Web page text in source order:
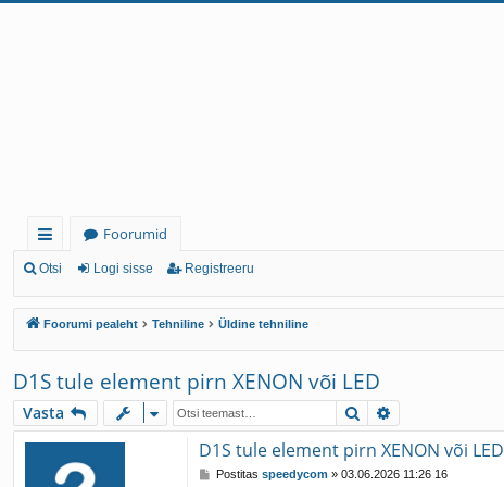
iirl
in
gi
Foorumid
Otsi Logi sisse Registreeru
Foorumi pealeht Tehniline Üldine tehniline
D1S tule element pirn XENON või LED
Vasta Otsi
D1S tule element pirn XENON või LED
PPostitas speedycom » 03.06.2026 11:26 16